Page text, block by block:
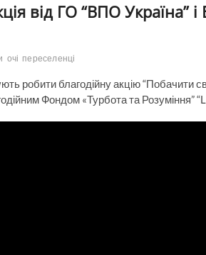
від ГО “ВПО Україна”
очі переселенці
робити благодійну акцію “Побачити
Фондом «Турбота та Розуміння”